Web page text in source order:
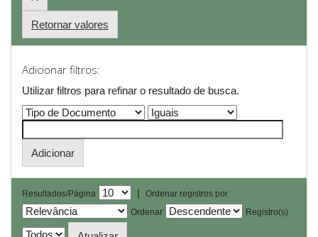
Retornar valores
Adicionar filtros:
Utilizar filtros para refinar o resultado de busca.
Resultados/Página |
Ordenar registros por
Ordenar
Registro(s)